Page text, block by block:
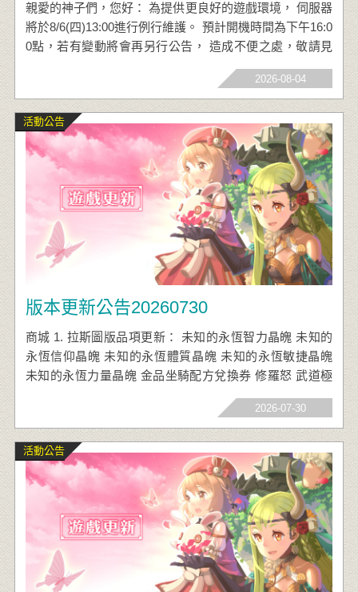
親愛的神子們，您好： 為提供更良好的遊戲環境， 伺服器
將於8/6(四)13:00進行例行維護。 預計開機時間為下午16:0
0點，若有變動將會再另行公告， 造成不便之處，敬請見
諒。 傳奇網路遊戲公司，感謝您的支持與愛護。
2026-08-04
版本更新公告20260730
商城 1. 拉斯圖版品項更新： 未知的永恆智力晶魄 未知的
永恆信仰晶魄 未知的永恆體質晶魄 未知的永恆敏捷晶魄
未知的永恆力量晶魄 金品坐騎配方兌換券 修羅怒 武道極
2026-07-30
活動公告
活動公告